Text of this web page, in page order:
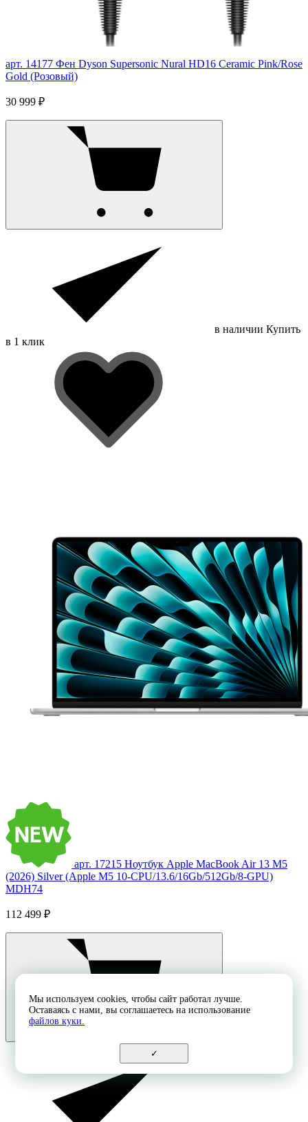
арт. 14177 Фен Dyson Supersonic Nural HD16 Ceramic Pink/Rose
Gold (Розовый)
30 999 ₽
в наличии Купить
в 1 клик
арт. 17215 Ноутбук Apple MacBook Air 13 M5
(2026) Silver (Apple M5 10-CPU/13.6/16Gb/512Gb/8-GPU)
MDH74
112 499 ₽
Мы используем cookies, чтобы сайт работал лучше.
Оставаясь с нами, вы соглашаетесь на использование
файлов куки.
✓